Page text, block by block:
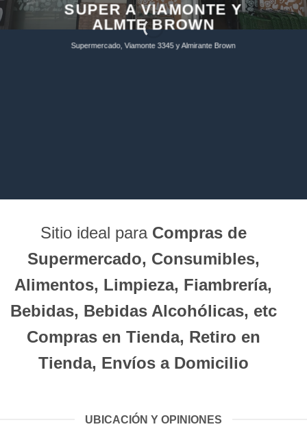
SUPER A VIAMONTE Y
ALMTE BROWN
Supermercado, Viamonte 3345 y Almirante Brown
Sitio ideal para Compras de
Supermercado, Consumibles,
Alimentos, Limpieza, Fiambrería,
Bebidas, Bebidas Alcohólicas, etc
Compras en Tienda, Retiro en
Tienda, Envíos a Domicilio
UBICACIÓN Y OPINIONES